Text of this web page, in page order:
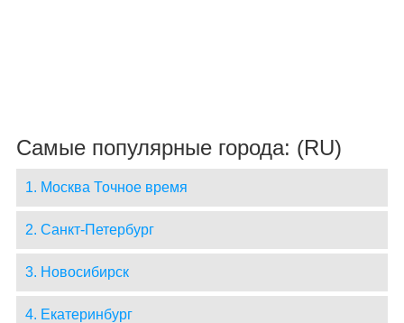
Самые популярные города: (RU)
1. Москва Точное время
2. Санкт-Петербург
3. Новосибирск
4. Екатеринбург